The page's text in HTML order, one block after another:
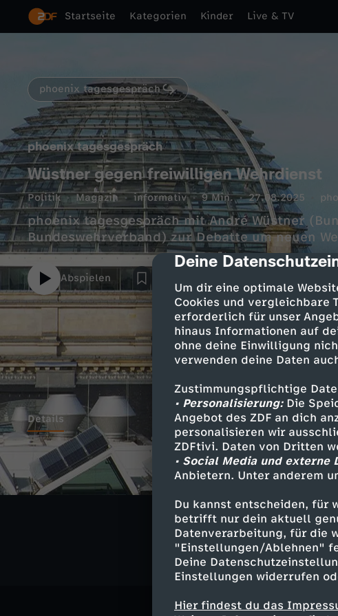
cmp-dialog-
Deine
Um dir eine optimale
Cookies und vergleichbare
erforderlich für unser
hinaus Informationen auf
ohne deine Einwilligung
verwenden deine Daten
Zustimmungspflichtige
• Personalisierung:Die
Angebot des ZDF an dich
personalisieren wir
ZDFtivi. Daten von Dritten
• Social Media und externe
Anbietern. Unter anderem
Du kannst entscheiden, für
betrifft nur dein aktuell
Datenverarbeitung, für die
"Einstellungen/Ablehnen"
Deine
Einstellungen widerrufen
Hier findest du das
Startseite Kategorien Kinder Live & TV
phoenix tagesgespräch
phoenix tagesgespräch
Wüstner gegen freiwilligen Wehrdienst
Politik Magazin informativ 9 Min. 27.08.2025
phoenix tagesgespräch mit André Wüstner
Bundeswehrverband) zur Debatte um neuen
Abspielen
Details
Ähnliche
Politik